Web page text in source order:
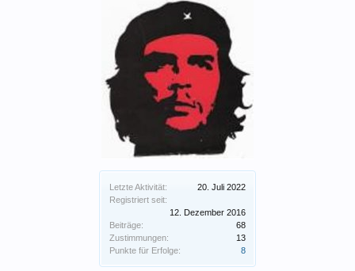
Letzte Aktivität:
20. Juli 2022
Registriert seit:
12. Dezember 2016
Beiträge:
68
Zustimmungen:
13
Punkte für Erfolge:
8